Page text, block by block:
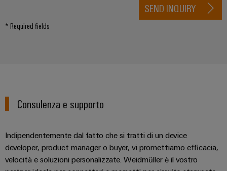
* Required fields
SEND INQUIRY
Consulenza e supporto
Indipendentemente dal fatto che si tratti di un device
developer, product manager o buyer, vi promettiamo efficacia,
velocità e soluzioni personalizzate. Weidmüller è il vostro